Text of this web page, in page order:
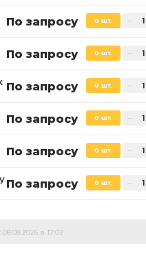
По запросу 0 шт.
По запросу 0 шт.
По запросу 0 шт.
По запросу 0 шт.
По запросу 0 шт.
По запросу 0 шт.
в 17:02